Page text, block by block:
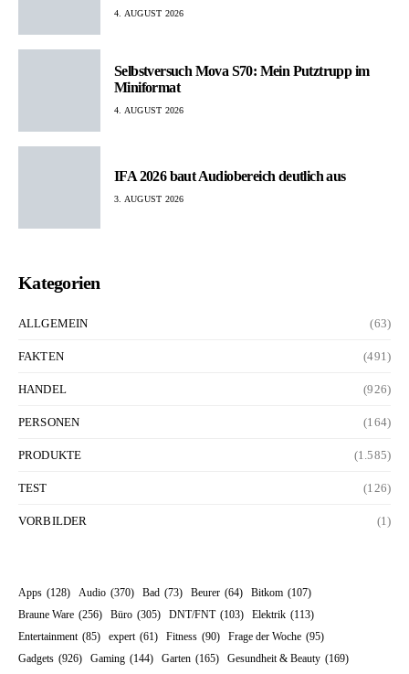
4. AUGUST 2026
Selbstversuch Mova S70: Mein Putztrupp im
Miniformat
4. AUGUST 2026
IFA 2026 baut Audiobereich deutlich aus
3. AUGUST 2026
Kategorien
ALLGEMEIN (63)
FAKTEN (491)
HANDEL (926)
PERSONEN (164)
PRODUKTE (1.585)
TEST (126)
VORBILDER (1)
Apps (128) Audio (370) Bad (73) Beurer (64) Bitkom (107)
Braune Ware (256) Büro (305) DNT/FNT (103) Elektrik (113)
Entertainment (85) expert (61) Fitness (90) Frage der Woche (95)
Gadgets (926) Gaming (144) Garten (165) Gesundheit & Beauty (169)